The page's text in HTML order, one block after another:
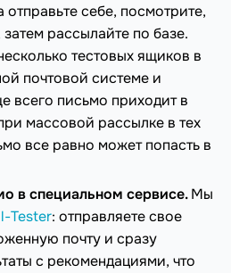
себе, посмотрите,
рассылайте по базе.
тестовых ящиков в
почтовой системе и
всего письмо приходит в
массовой рассылке в тех
все равно может попасть в
в специальном сервисе.Мы
Tester: отправляете свое
почту и сразу
с рекомендациями, что